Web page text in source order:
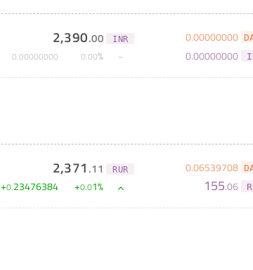
2,390.00 INR
0.00000000 0.00%
0.00000000
0.00000000
2,371 .11 RUR
+0.23476384 +0.01%
0.06539708
155.06